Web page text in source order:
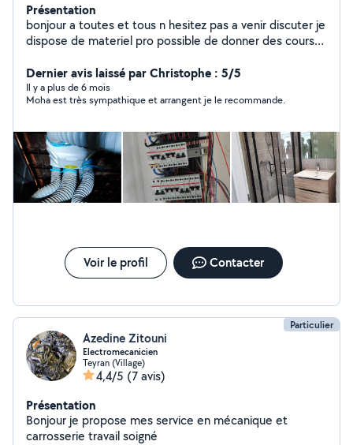
Présentation
bonjour a toutes et tous n hesitez pas a venir discuter je
dispose de materiel pro possible de donner des cours
Dernier avis laissé par Christophe : 5/5
Il y a plus de 6 mois
Moha est très sympathique et arrangent je le recommande.
Voir le profil Contacter
Particulier
Azedine Zitouni
Electromecanicien
Teyran (Village)
4,4/5 (7 avis)
Présentation
Bonjour je propose mes service en mécanique et
carrosserie travail soigné